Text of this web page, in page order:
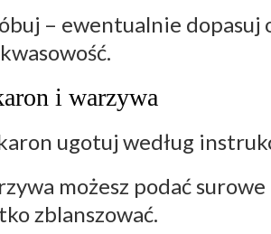
– ewentualnie dopasuj
i warzywa
ugotuj według
możesz podać
zblanszować.